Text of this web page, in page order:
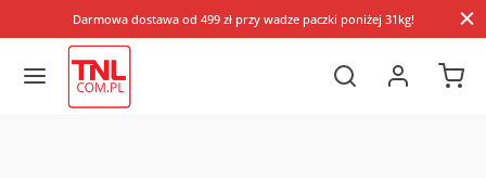
Darmowa dostawa od 499 zł przy wadze paczki poniżej 31kg!